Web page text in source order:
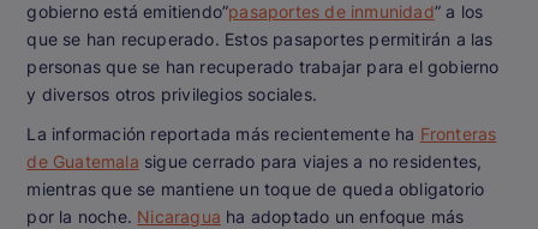
gobierno está emitiendo”pasaportes de inmunidad” a los
que se han recuperado. Estos pasaportes permitirán a las
personas que se han recuperado trabajar para el gobierno
y diversos otros privilegios sociales.
La información reportada más recientemente ha Fronteras
de Guatemala sigue cerrado para viajes a no residentes,
mientras que se mantiene un toque de queda obligatorio
por la noche. Nicaragua ha adoptado un enfoque más